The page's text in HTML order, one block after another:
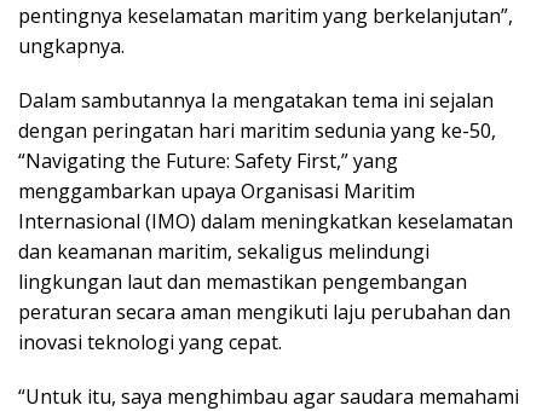
pentingnya keselamatan maritim yang berkelanjutan”,
ungkapnya.
Dalam sambutannya Ia mengatakan tema ini sejalan
dengan peringatan hari maritim sedunia yang ke-50,
“Navigating the Future: Safety First,” yang
menggambarkan upaya Organisasi Maritim
Internasional (IMO) dalam meningkatkan keselamatan
dan keamanan maritim, sekaligus melindungi
lingkungan laut dan memastikan pengembangan
peraturan secara aman mengikuti laju perubahan dan
inovasi teknologi yang cepat.
“Untuk itu, saya menghimbau agar saudara memahami